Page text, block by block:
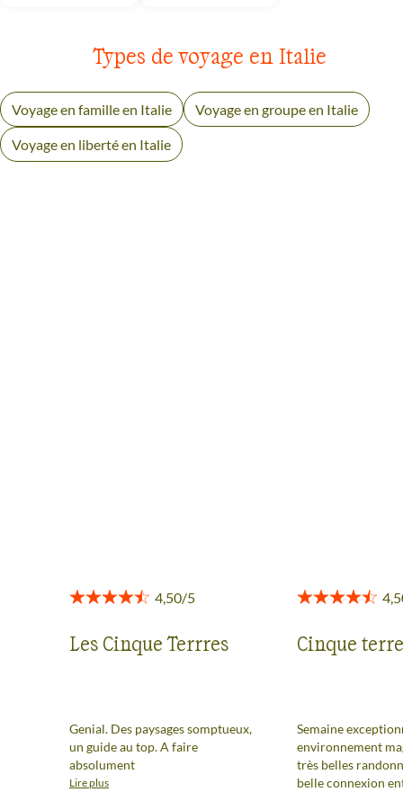
Types de voyage en Italie
Voyage en famille en Italie Voyage en groupe en Italie
Voyage en liberté en Italie
Les Cinque Terrres
Genial. Des paysages somptueux,
un guide au top. A faire
absolument
Lire plus
Cinque terre
Semaine
environnement
très belles
belle connexion